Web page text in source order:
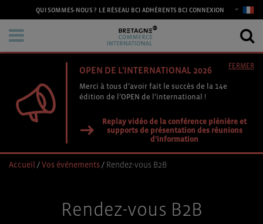
QUI SOMMES-NOUS ? LE RÉSEAU BCI ADHÉRENTS BCI CONNEXION
OPEN DE L'INTERNATIONAL 2026
Merci à tous d’avoir fait le succès de la 14e
édition de l’OPEN de l’international !
Replay vidéo de la conférence plénière et
supports de présentation des réunions
d'information
FERMER
Accueil /Vos événements/ Rendez-vous B2B
Rendez-vous B2B